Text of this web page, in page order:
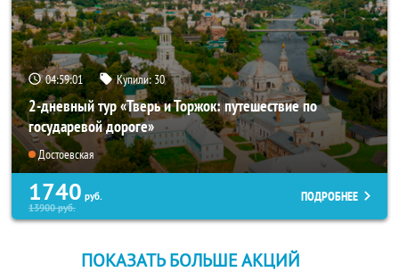
04:59:01 Купили:30
2-дневный тур «Тверь и Торжок: путешествие по
государевой дороге»
Достоевская
1740 руб.
13900руб.
ПОДРОБНЕЕ
ПОКАЗАТЬ БОЛЬШЕ АКЦИЙ